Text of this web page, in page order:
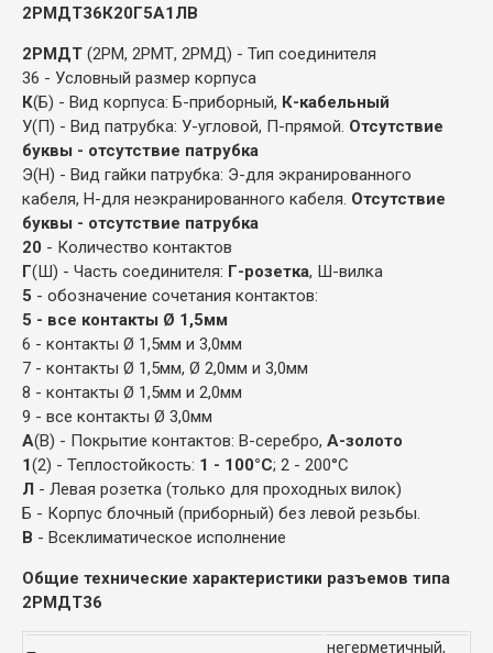
2РМДТ36К20Г5А1ЛВ
2РМДТ (2РМ, 2РМТ, 2РМД) - Тип соединителя
36 - Условный размер корпуса
К(Б) - Вид корпуса: Б-приборный, К-кабельный
У(П) - Вид патрубка: У-угловой, П-прямой. Отсутствие
буквы - отсутствие патрубка
Э(Н) - Вид гайки патрубка: Э-для экранированного
кабеля, Н-для неэкранированного кабеля. Отсутствие
буквы - отсутствие патрубка
20 - Количество контактов
Г(Ш) - Часть соединителя: Г-розетка, Ш-вилка
5 - обозначение сочетания контактов:
5 - все контакты Ø 1,5мм
6 - контакты Ø 1,5мм и 3,0мм
7 - контакты Ø 1,5мм, Ø 2,0мм и 3,0мм
8 - контакты Ø 1,5мм и 2,0мм
9 - все контакты Ø 3,0мм
А(В) - Покрытие контактов: В-серебро, А-золото
1(2) - Теплостойкость: 1 - 100°С; 2 - 200°С
Л - Левая розетка (только для проходных вилок)
Б - Корпус блочный (приборный) без левой резьбы.
В - Всеклиматическое исполнение
Общие технические характеристики разъемов типа
2РМДТ36
негерметичный,